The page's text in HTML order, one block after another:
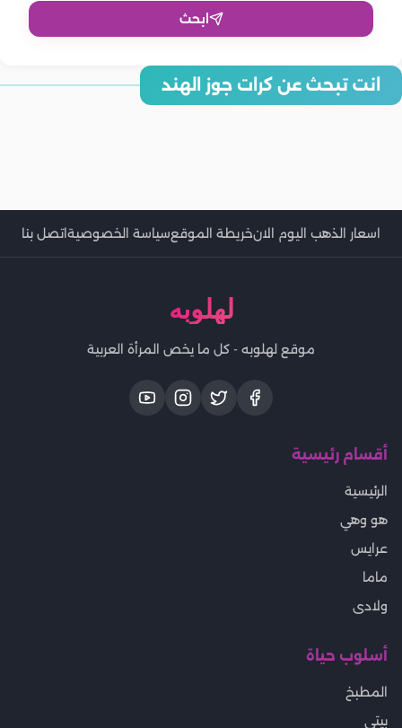
ابحث
انت تبحث عن كرات جوز الهند
طريقة عمل كرات جوز الهند بدون حليب مكثف بالخطوات
اسعار الذهب اليوم الانخريطة الموقعسياسة الخصوصيةاتصل بنا
لهلوبه
موقع لهلوبه - كل ما يخص المرأة العربية
أقسام رئيسية
الرئيسية
هو وهي
عرايس
ماما
ولادى
أسلوب حياة
المطبخ
بيتى